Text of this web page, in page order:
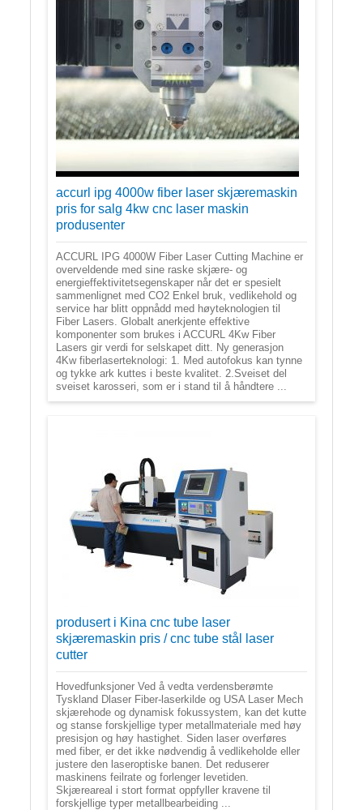
accurl ipg 4000w fiber laser skjæremaskin
pris for salg 4kw cnc laser maskin
produsenter
ACCURL IPG 4000W Fiber Laser Cutting Machine er
overveldende med sine raske skjære- og
energieffektivitetsegenskaper når det er spesielt
sammenlignet med CO2 Enkel bruk, vedlikehold og
service har blitt oppnådd med høyteknologien til
Fiber Lasers. Globalt anerkjente effektive
komponenter som brukes i ACCURL 4Kw Fiber
Lasers gir verdi for selskapet ditt. Ny generasjon
4Kw fiberlaserteknologi: 1. Med autofokus kan tynne
og tykke ark kuttes i beste kvalitet. 2.Sveiset del
sveiset karosseri, som er i stand til å håndtere ...
produsert i Kina cnc tube laser
skjæremaskin pris / cnc tube stål laser
cutter
Hovedfunksjoner Ved å vedta verdensberømte
Tyskland Dlaser Fiber-laserkilde og USA Laser Mech
skjærehode og dynamisk fokussystem, kan det kutte
og stanse forskjellige typer metallmateriale med høy
presisjon og høy hastighet. Siden laser overføres
med fiber, er det ikke nødvendig å vedlikeholde eller
justere den laseroptiske banen. Det reduserer
maskinens feilrate og forlenger levetiden.
Skjæreareal i stort format oppfyller kravene til
forskjellige typer metallbearbeiding ...